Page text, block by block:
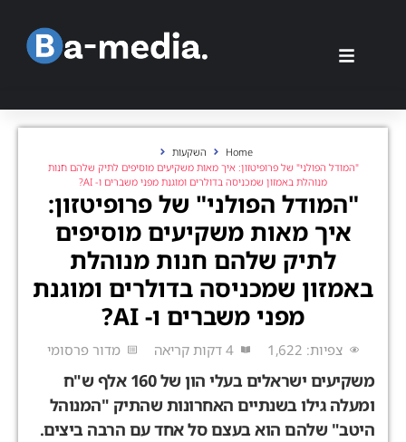
השקעות
"המודל הפולני" של פרופיטזון: איך מאות משקיעים מוסיפים לתיק שלהם חנות
מנוהלת באמזון שמכניסה בדולרים ומוגנת מפני משברים ו- AI?
"המודל הפולני" של פרופיטזון:
איך מאות משקיעים מוסיפים
לתיק שלהם חנות מנוהלת
שמכניסה בדולרים ומוגנת
מפני משברים ו- AI?
צפיות: 1,622 4 דקות קריאה מדור פרסומי
משקיעים ישראלים בעלי הון של 160 אלף ש"ח
גילו בשנתיים האחרונות שהתיק "המנוהל
שלהם הוא בעצם סל אחד עם הרבה ביצים.